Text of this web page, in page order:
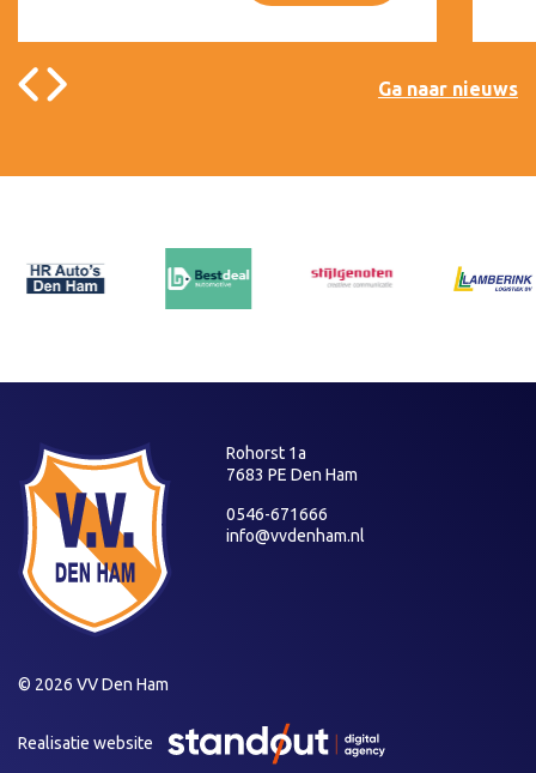
Ga naar nieuws
Rohorst 1a
7683 PE Den Ham
0546-671666
info@vvdenham.nl
© 2026 VV Den Ham
Realisatie website